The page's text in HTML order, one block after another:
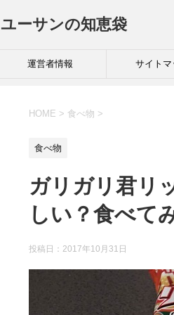
ユーサンの知恵袋
運営者情報 サイトマ
HOME > 食べ物 >
食べ物
ガリガリ君リ
しい？食べて
投稿日： 2017年10月31日